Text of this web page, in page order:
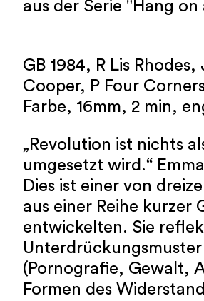
aus der Serie "Hang
GB 1984, R Lis
Cooper, P Four
Farbe, 16mm, 2 min,
„Revolution ist nichts
umgesetzt wird.“
Dies ist einer von
aus einer Reihe kurzer
entwickelten. Sie
(Pornografie, Gewalt,
Formen des